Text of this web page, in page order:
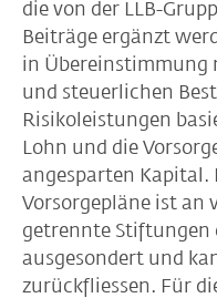
die von der LLB-
Beiträge ergänzt
in Übereinstimmung
und steuerlichen
Risikoleistungen
Lohn und die
angesparten Kapital.
Vorsorgepläne ist an
getrennte Stiftungen
ausgesondert und
zurückfliessen. Für